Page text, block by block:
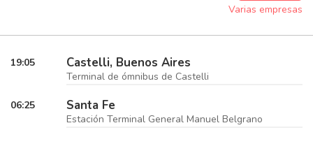
Varias empresas
19:05 Castelli, Buenos Aires
Terminal de ómnibus de Castelli
06:25 Santa Fe
Estación Terminal General Manuel Belgrano